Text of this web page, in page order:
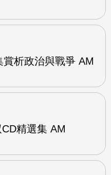
賞析政治與戰爭 AM
精選集 AM